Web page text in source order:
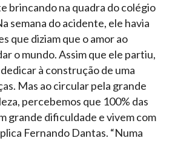
brincando na quadra do colégio
semana do acidente, ele havia
que diziam que o amor ao
o mundo. Assim que ele partiu,
à construção de uma
Mas ao circular pela grande
percebemos que 100% das
grande dificuldade e vivem com
Fernando Dantas. “Numa